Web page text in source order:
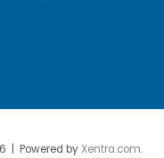
| Powered byXentra.com.